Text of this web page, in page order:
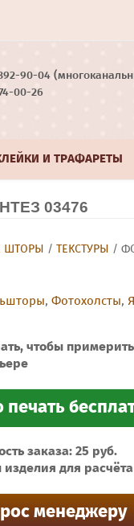
90-04
00-26
И ТРАФАРЕТЫ
03476
ШТОРЫ / ТЕКСТУРЫ /
, Фотохолсты,
чтобы
заказа: 25 руб.
для расчёта